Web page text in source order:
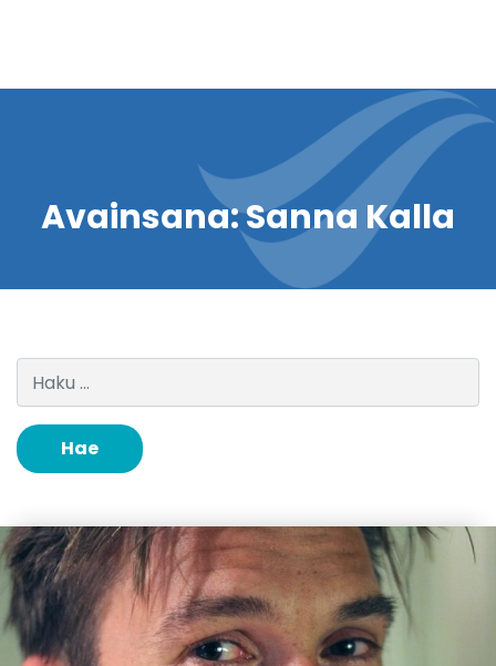
Avainsana:Sanna Kalla
Haku: